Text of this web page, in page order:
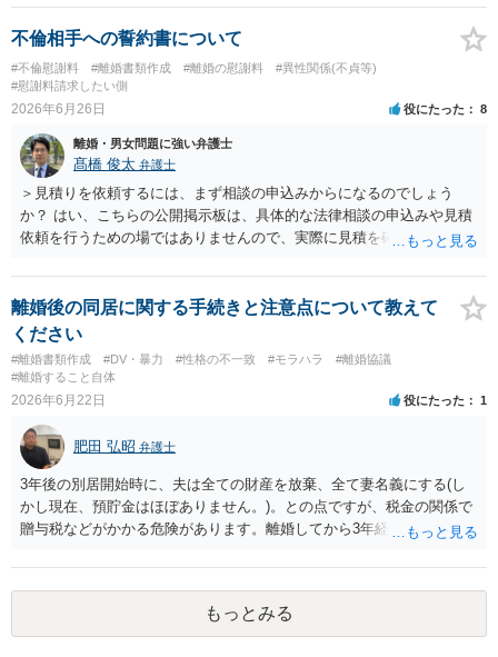
は別居期間を重ねた上で離婚裁判を行うこととなります。 いずれにし
ても別居を開始した上で弁護士を立てて協議を重ねていくこととなる
不倫相手への誓約書について
#不倫慰謝料 #離婚書類作成 #離婚の慰謝料
#異性関係(不貞等)
#慰謝料請求したい側
2026年6月26日 役にたった 8
離婚・男女問題に強い弁護士
髙橋 俊太 弁護士
＞見積りを依頼するには、まず相談の申込みからになるのでしょう
か？ はい、こちらの公開掲示板は、具体的な法律相談の申込みや見積
依頼を行うための場ではありませんので、実際に見積を確認されたい
わせをしていただく必要があります。
離婚後の同居に関する手続きと注意点について教えて
ください
#離婚書類作成 #DV・暴力 #性格の不一致 #モラハラ
#離婚協議
#離婚すること自体
2026年6月22日 役にたった 1
肥田 弘昭 弁護士
3年後の別居開始時に、夫は全ての財産を放棄、全て妻名義にする(し
かし現在、預貯金はほぼありません。)。との点ですが、税金の関係で
贈与税などがかかる危険があります。離婚してから3年経過しているの
て、離婚時に財産分与した方が法律的には良いかと思います。ご参考
にしてください。
もっとみる